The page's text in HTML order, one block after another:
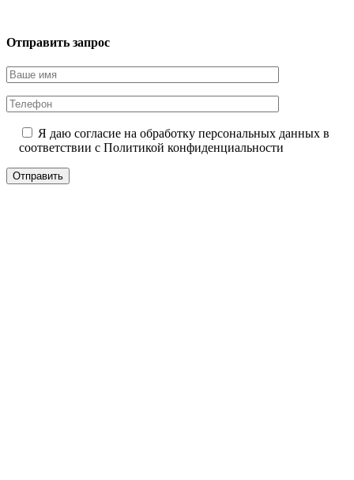
Отправить запрос
Я даю согласие на обработку персональных данных в
соответствии с Политикой конфиденциальности